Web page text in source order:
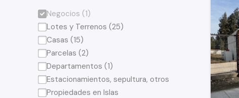
Negocios (1)
Lotes y Terrenos (25)
Casas (15)
Parcelas (2)
Departamentos (1)
Estacionamientos, sepultura, otros
Propiedades en Islas